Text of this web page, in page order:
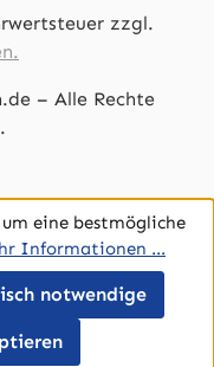
zzgl.
– Alle Rechte
eine bestmögliche
Informationen ...
notwendige